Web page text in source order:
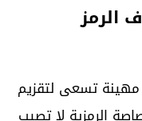
الرمز
تسعى لتقزيم
الرمزية لا تصيب